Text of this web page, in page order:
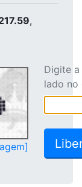
,
Digite
lado no